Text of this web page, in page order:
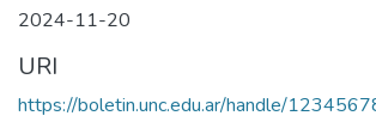
2024-11-20
URI
https://boletin.unc.edu.ar/handle/